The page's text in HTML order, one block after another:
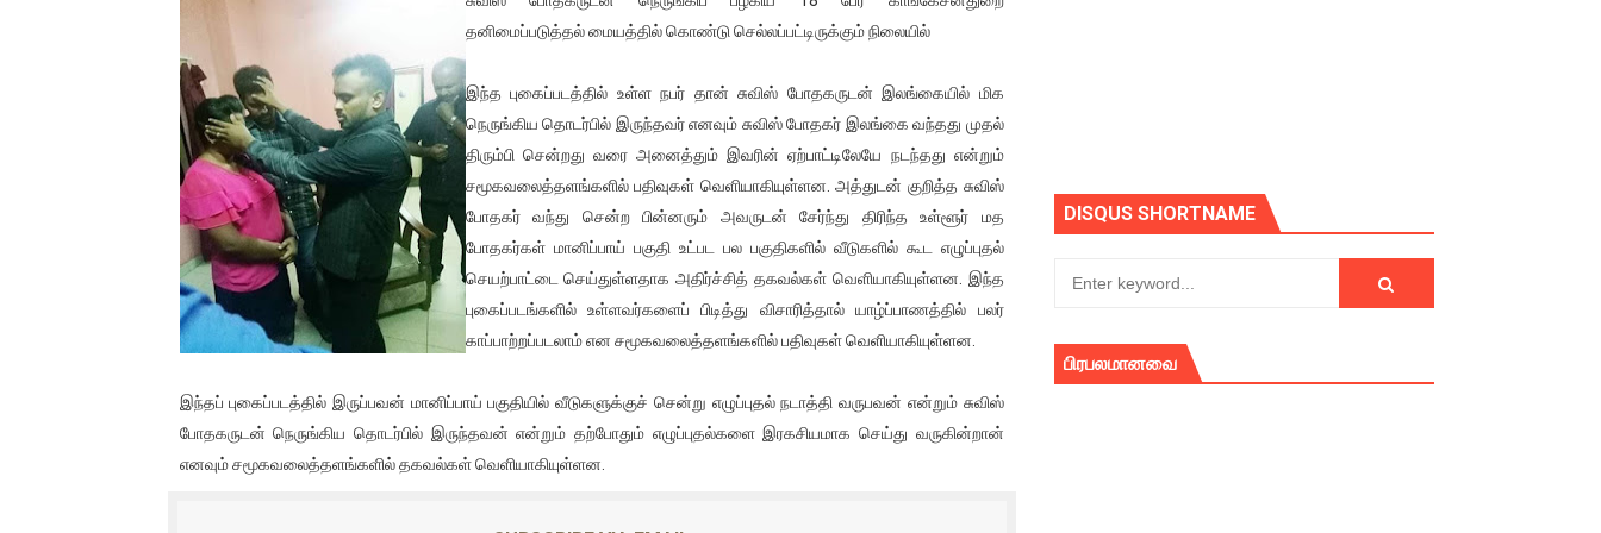
01/11/2021 Scotland ல் நடைபெறும் கண்டனப் போராட்டத்திற்கு கலந்துகொள்ளுமாறு அன்புரிமையோடு அழைக்கின்றோம்.
பாலச்சந்திரன் மற்றும் தன்னிடம் படித்த மாணவர்கள் தொடர்பில் நாடாளுமன்றத்தில் பகிரங்க கேள்வி
பிரிட்டனால் கடத்தப்படும் நிலையில் இலங்கைத் தமிழ் குடும்பம்!! நடந்தது என்ன
வர்ராரு...வர்ராரு... அண்ணாத்த : ரஜினிக்காக இலங்கை பாடலாசிரியர் வெளியிட்ட...
கைது செய்யப்பட்ட இளைஞன் உயிரிழப்பு - கொதித்தெழுந்த பிரதேசவாசிகள்!
தடுப்பூசியை பெற்றுக் கொள்ளக் கூடிய இடங்கள்...
சிறுமியை பாலியல் வன்கொடுமை செய்த முதியவருக்கு வழங்கப்பட்ட தண்டனை
பிரபல நடிகை தூக்கிட்டு தற்கொலை!
வடிவேலுவுக்கு நீதிமன்றம் விதித்துள்ள அதிரடி உத்தரவு!
தனிமைப்படுத்தல் மையத்தில் கொண்டு செல்லப்பட்டிருக்கும் நிலையில்
இந்த புகைப்படத்தில் உள்ள நபர் தான் சுவிஸ் போதகருடன் இலங்கையில் மிக
நெருங்கிய தொடர்பில் இருந்தவர் எனவும் சுவிஸ் போதகர் இலங்கை வந்தது முதல்
திரும்பி சென்றது வரை அனைத்தும் இவரின் ஏற்பாட்டிலேயே நடந்தது என்றும்
சமூகவலைத்தளங்களில் பதிவுகள் வெளியாகியுள்ளன. அத்துடன் குறித்த சுவிஸ்
போதகர் வந்து சென்ற பின்னரும் அவருடன் சேர்ந்து திரிந்த உள்ளூர் மத
போதகர்கள் மானிப்பாய் பகுதி உட்பட பல பகுதிகளில் வீடுகளில் கூட எழுப்புதல்
செயற்பாட்டை செய்துள்ளதாக அதிர்ச்சித் தகவல்கள் வெளியாகியுள்ளன. இந்த
புகைப்படங்களில் உள்ளவர்களைப் பிடித்து விசாரித்தால் யாழ்ப்பாணத்தில் பலர்
காப்பாற்றப்படலாம் என சமூகவலைத்தளங்களில் பதிவுகள் வெளியாகியுள்ளன.
இந்தப் புகைப்படத்தில் இருப்பவன் மானிப்பாய் பகுதியில் வீடுகளுக்குச் சென்று எழுப்புதல் நடாத்தி வருபவன் என்றும் சுவிஸ்
போதகருடன் நெருங்கிய தொடர்பில் இருந்தவன் என்றும் தற்போதும் எழுப்புதல்களை இரகசியமாக செய்து வருகின்றான்
எனவும் சமூகவலைத்தளங்களில் தகவல்கள் வெளியாகியுள்ளன.
DISQUS SHORTNAME
பிரபலமானவை